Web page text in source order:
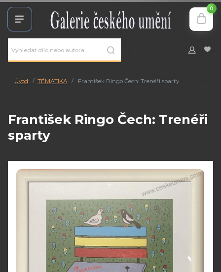
0
Úvod TÉMATIKA František Ringo Čech: Trenéři sparty
František Ringo Čech: Trenéři
sparty